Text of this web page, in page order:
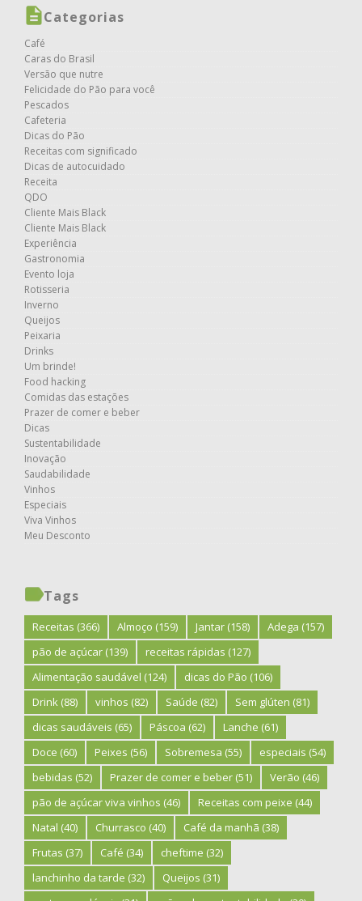
Categorias
Café
Caras do Brasil
Versão que nutre
Felicidade do Pão para você
Pescados
Cafeteria
Dicas do Pão
Receitas com significado
Dicas de autocuidado
Receita
QDO
Cliente Mais Black
Cliente Mais Black
Experiência
Gastronomia
Evento loja
Rotisseria
Inverno
Queijos
Peixaria
Drinks
Um brinde!
Food hacking
Comidas das estações
Prazer de comer e beber
Dicas
Sustentabilidade
Inovação
Saudabilidade
Vinhos
Especiais
Viva Vinhos
Meu Desconto
Tags
Receitas (366) Almoço (159) Jantar (158) Adega (157)
pão de açúcar (139) receitas rápidas (127)
Alimentação saudável (124) dicas do Pão (106)
Drink (88) vinhos (82) Saúde (82) Sem glúten (81)
dicas saudáveis (65) Páscoa (62) Lanche (61)
Doce (60) Peixes (56) Sobremesa (55) especiais (54)
bebidas (52) Prazer de comer e beber (51) Verão (46)
pão de açúcar viva vinhos (46) Receitas com peixe (44)
Natal (40) Churrasco (40) Café da manhã (38)
Frutas (37) Café (34) cheftime (32)
lanchinho da tarde (32) Queijos (31)